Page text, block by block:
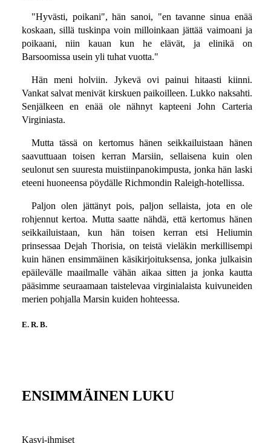
"Hyvästi, poikani", hän sanoi, "en tavanne sinua enää
koskaan, sillä tuskinpa voin milloinkaan jättää vaimoani ja
poikaani, niin kauan kun he elävät, ja elinikä on
Barsoomissa usein yli tuhat vuotta."
Hän meni holviin. Jykevä ovi painui hitaasti kiinni.
Vankat salvat menivät kirskuen paikoilleen. Lukko naksahti.
Senjälkeen en enää ole nähnyt kapteeni John Carteria
Virginiasta.
Mutta tässä on kertomus hänen seikkailuistaan hänen
saavuttuaan toisen kerran Marsiin, sellaisena kuin olen
seulonut sen suuresta muistiinpanokimpusta, jonka hän laski
eteeni huoneensa pöydälle Richmondin Raleigh-hotellissa.
Paljon olen jättänyt pois, paljon sellaista, jota en ole
rohjennut kertoa. Mutta saatte nähdä, että kertomus hänen
seikkailuistaan, kun hän toisen kerran etsi Heliumin
prinsessaa Dejah Thorisia, on teistä vieläkin merkillisempi
kuin hänen ensimmäinen käsikirjoituksensa, jonka julkaisin
epäilevälle maailmalle vähän aikaa sitten ja jonka kautta
pääsimme seuraamaan taistelevaa virginialaista kuivuneiden
merien pohjalla Marsin kuiden hohteessa.
E. R. B.
ENSIMMÄINEN LUKU
Kasvi-ihmiset